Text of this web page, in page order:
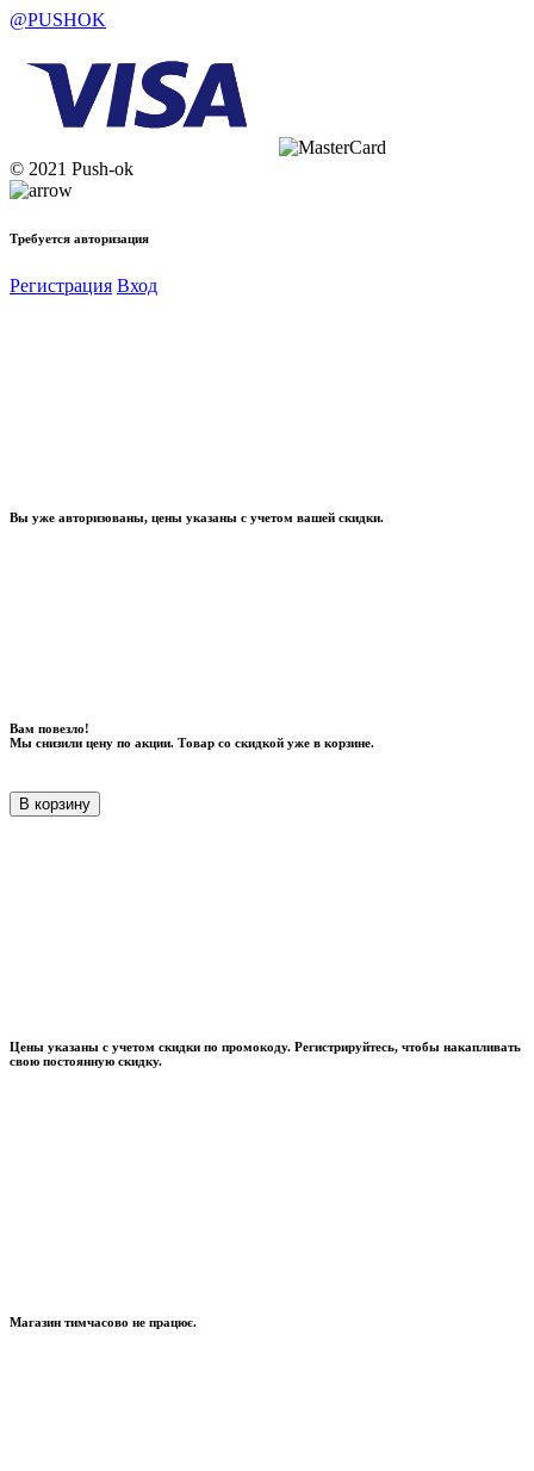
@PUSHOK
© 2021 Push-ok
Требуется авторизация
Регистрация Вход
Вы уже авторизованы, цены указаны с учетом вашей скидки.
Вам повезло!
Мы снизили цену по акции. Товар со скидкой уже в корзине.
В корзину
Цены указаны с учетом скидки по промокоду. Регистрируйтесь, чтобы накапливать
свою постоянную скидку.
Магазин тимчасово не працює.